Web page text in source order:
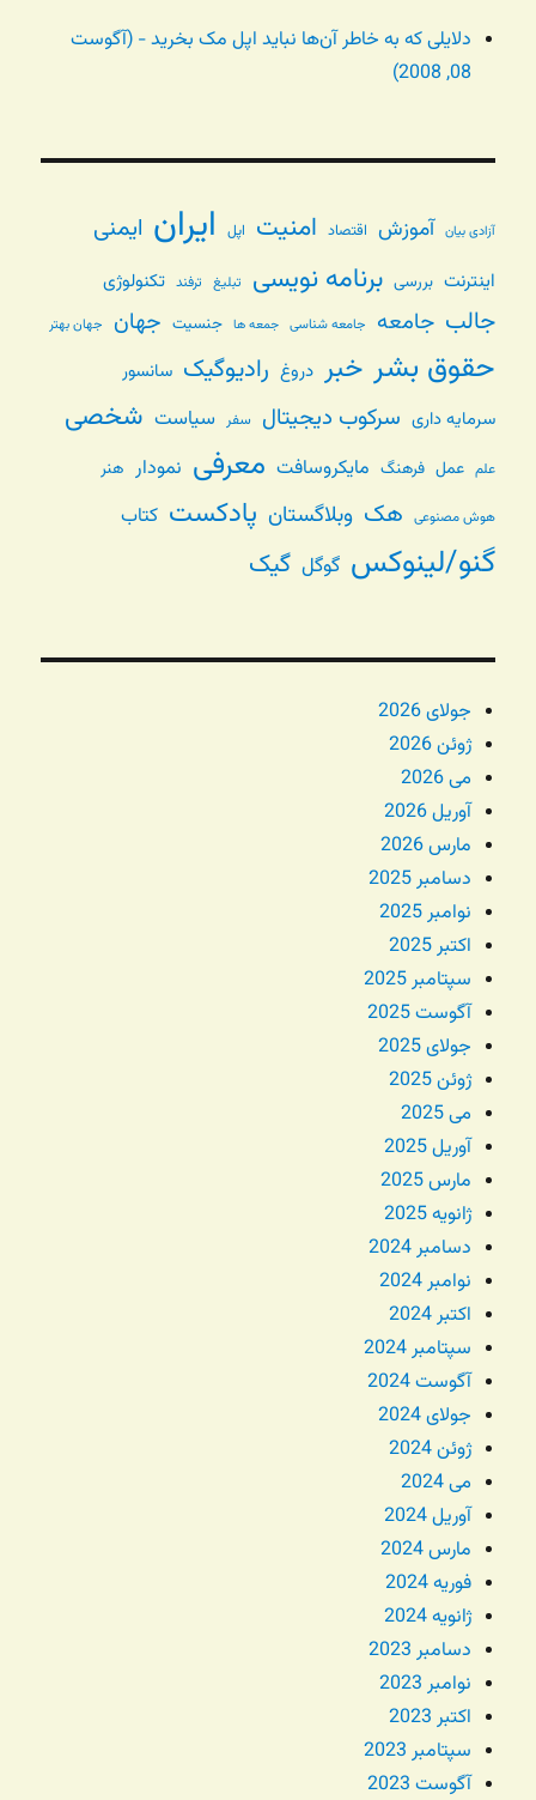
دلایلی که به خاطر آن‌ها نباید اپل مک بخرید - (آگوست
08, 2008)
آزادی بیان آموزش اقتصاد امنیت اپل ایران ایمنی
اینترنت بررسی برنامه نویسی تبلیغ ترفند تکنولوژی
جالب جامعه جامعه شناسی جمعه ها جنسیت جهان جهان بهتر
حقوق بشر خبر دروغ رادیوگیک سانسور
سرمایه داری سرکوب دیجیتال سفر سیاست شخصی
علم عمل فرهنگ مایکروسافت معرفی نمودار هنر
هوش مصنوعی هک وبلاگستان پادکست کتاب
گنو/لینوکس گوگل گیک
جولای 2026
ژوئن 2026
می 2026
آوریل 2026
مارس 2026
دسامبر 2025
نوامبر 2025
اکتبر 2025
سپتامبر 2025
آگوست 2025
جولای 2025
ژوئن 2025
می 2025
آوریل 2025
مارس 2025
ژانویه 2025
دسامبر 2024
نوامبر 2024
اکتبر 2024
سپتامبر 2024
آگوست 2024
جولای 2024
ژوئن 2024
می 2024
آوریل 2024
مارس 2024
فوریه 2024
ژانویه 2024
دسامبر 2023
نوامبر 2023
اکتبر 2023
سپتامبر 2023
آگوست 2023